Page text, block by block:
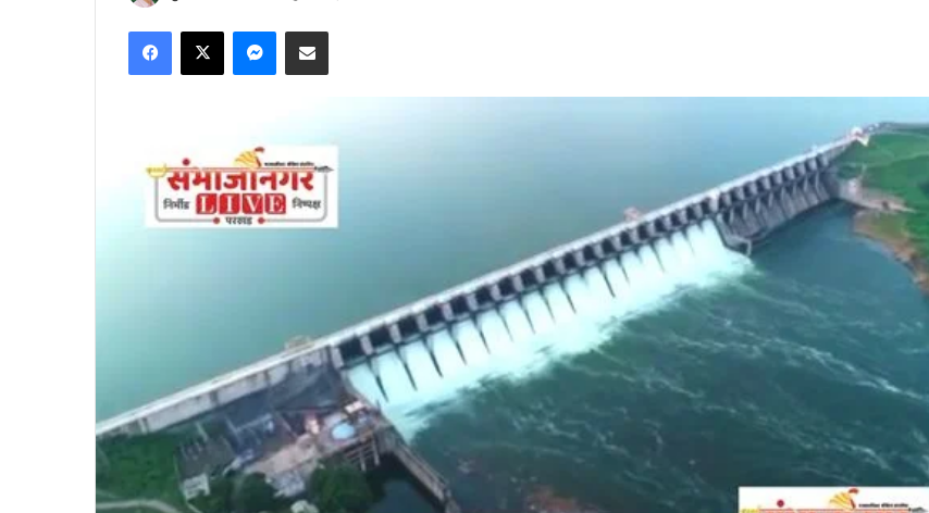
email
Facebook
X Messenger
Share via Email